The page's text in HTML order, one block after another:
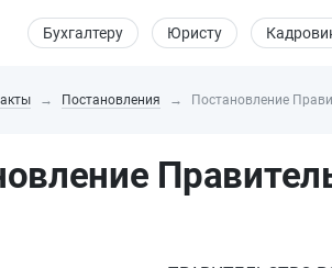
Бухгалтеру Юристу
Постановления Постановление